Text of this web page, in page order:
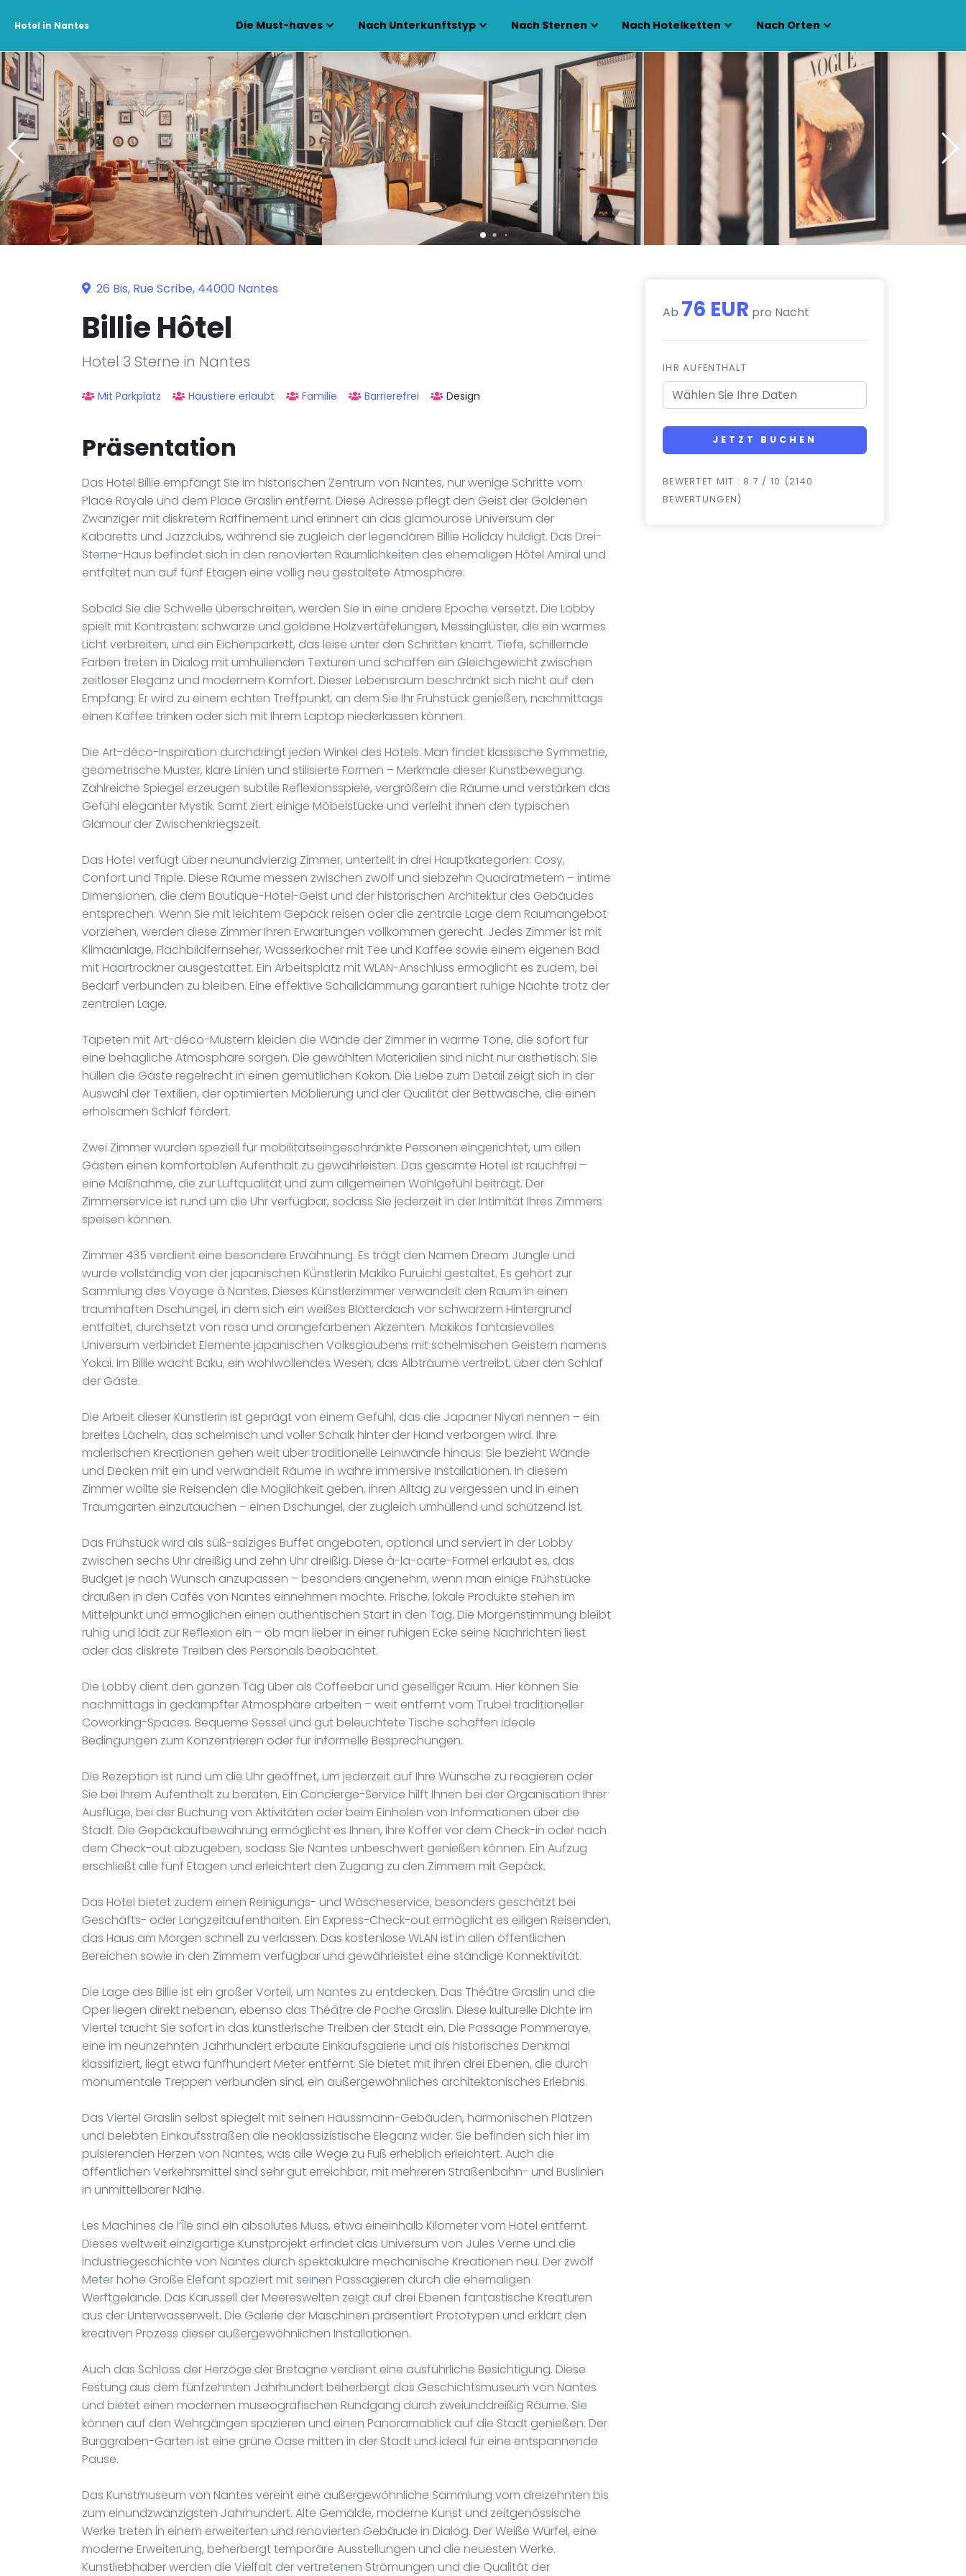
Hotel in Nantes Die Must-haves Nach Unterkunftstyp Nach Sternen Nach Hotelketten Nach Orten
26 Bis, Rue Scribe, 44000 Nantes
Billie Hôtel
Hotel 3 Sterne in Nantes
Mit Parkplatz Haustiere erlaubt Familie Barrierefrei Design
Präsentation
Das Hotel Billie empfängt Sie im historischen Zentrum von Nantes, nur wenige Schritte vom
Place Royale und dem Place Graslin entfernt. Diese Adresse pflegt den Geist der Goldenen
Zwanziger mit diskretem Raffinement und erinnert an das glamouröse Universum der
Kabaretts und Jazzclubs, während sie zugleich der legendären Billie Holiday huldigt. Das Drei-
Sterne-Haus befindet sich in den renovierten Räumlichkeiten des ehemaligen Hôtel Amiral und
entfaltet nun auf fünf Etagen eine völlig neu gestaltete Atmosphäre.
Sobald Sie die Schwelle überschreiten, werden Sie in eine andere Epoche versetzt. Die Lobby
spielt mit Kontrasten: schwarze und goldene Holzvertäfelungen, Messinglüster, die ein warmes
Licht verbreiten, und ein Eichenparkett, das leise unter den Schritten knarrt. Tiefe, schillernde
Farben treten in Dialog mit umhüllenden Texturen und schaffen ein Gleichgewicht zwischen
zeitloser Eleganz und modernem Komfort. Dieser Lebensraum beschränkt sich nicht auf den
Empfang: Er wird zu einem echten Treffpunkt, an dem Sie Ihr Frühstück genießen, nachmittags
einen Kaffee trinken oder sich mit Ihrem Laptop niederlassen können.
Die Art-déco-Inspiration durchdringt jeden Winkel des Hotels. Man findet klassische Symmetrie,
geometrische Muster, klare Linien und stilisierte Formen – Merkmale dieser Kunstbewegung.
Zahlreiche Spiegel erzeugen subtile Reflexionsspiele, vergrößern die Räume und verstärken das
Gefühl eleganter Mystik. Samt ziert einige Möbelstücke und verleiht ihnen den typischen
Glamour der Zwischenkriegszeit.
Das Hotel verfügt über neunundvierzig Zimmer, unterteilt in drei Hauptkategorien: Cosy,
Confort und Triple. Diese Räume messen zwischen zwölf und siebzehn Quadratmetern – intime
Dimensionen, die dem Boutique-Hotel-Geist und der historischen Architektur des Gebäudes
entsprechen. Wenn Sie mit leichtem Gepäck reisen oder die zentrale Lage dem Raumangebot
vorziehen, werden diese Zimmer Ihren Erwartungen vollkommen gerecht. Jedes Zimmer ist mit
Klimaanlage, Flachbildfernseher, Wasserkocher mit Tee und Kaffee sowie einem eigenen Bad
mit Haartrockner ausgestattet. Ein Arbeitsplatz mit WLAN-Anschluss ermöglicht es zudem, bei
Bedarf verbunden zu bleiben. Eine effektive Schalldämmung garantiert ruhige Nächte trotz der
zentralen Lage.
Tapeten mit Art-déco-Mustern kleiden die Wände der Zimmer in warme Töne, die sofort für
eine behagliche Atmosphäre sorgen. Die gewählten Materialien sind nicht nur ästhetisch: Sie
hüllen die Gäste regelrecht in einen gemütlichen Kokon. Die Liebe zum Detail zeigt sich in der
Auswahl der Textilien, der optimierten Möblierung und der Qualität der Bettwäsche, die einen
erholsamen Schlaf fördert.
Zwei Zimmer wurden speziell für mobilitätseingeschränkte Personen eingerichtet, um allen
Gästen einen komfortablen Aufenthalt zu gewährleisten. Das gesamte Hotel ist rauchfrei –
eine Maßnahme, die zur Luftqualität und zum allgemeinen Wohlgefühl beiträgt. Der
Zimmerservice ist rund um die Uhr verfügbar, sodass Sie jederzeit in der Intimität Ihres Zimmers
speisen können.
Zimmer 435 verdient eine besondere Erwähnung. Es trägt den Namen Dream Jungle und
wurde vollständig von der japanischen Künstlerin Makiko Furuichi gestaltet. Es gehört zur
Sammlung des Voyage à Nantes. Dieses Künstlerzimmer verwandelt den Raum in einen
traumhaften Dschungel, in dem sich ein weißes Blätterdach vor schwarzem Hintergrund
entfaltet, durchsetzt von rosa und orangefarbenen Akzenten. Makikos fantasievolles
Universum verbindet Elemente japanischen Volksglaubens mit schelmischen Geistern namens
Yokai. Im Billie wacht Baku, ein wohlwollendes Wesen, das Albträume vertreibt, über den Schlaf
der Gäste.
Die Arbeit dieser Künstlerin ist geprägt von einem Gefühl, das die Japaner Niyari nennen – ein
breites Lächeln, das schelmisch und voller Schalk hinter der Hand verborgen wird. Ihre
malerischen Kreationen gehen weit über traditionelle Leinwände hinaus: Sie bezieht Wände
und Decken mit ein und verwandelt Räume in wahre immersive Installationen. In diesem
Zimmer wollte sie Reisenden die Möglichkeit geben, ihren Alltag zu vergessen und in einen
Traumgarten einzutauchen – einen Dschungel, der zugleich umhüllend und schützend ist.
Das Frühstück wird als süß-salziges Buffet angeboten, optional und serviert in der Lobby
zwischen sechs Uhr dreißig und zehn Uhr dreißig. Diese à-la-carte-Formel erlaubt es, das
Budget je nach Wunsch anzupassen – besonders angenehm, wenn man einige Frühstücke
draußen in den Cafés von Nantes einnehmen möchte. Frische, lokale Produkte stehen im
Mittelpunkt und ermöglichen einen authentischen Start in den Tag. Die Morgenstimmung bleibt
ruhig und lädt zur Reflexion ein – ob man lieber in einer ruhigen Ecke seine Nachrichten liest
oder das diskrete Treiben des Personals beobachtet.
Die Lobby dient den ganzen Tag über als Coffeebar und geselliger Raum. Hier können Sie
nachmittags in gedämpfter Atmosphäre arbeiten – weit entfernt vom Trubel traditioneller
Coworking-Spaces. Bequeme Sessel und gut beleuchtete Tische schaffen ideale
Bedingungen zum Konzentrieren oder für informelle Besprechungen.
Die Rezeption ist rund um die Uhr geöffnet, um jederzeit auf Ihre Wünsche zu reagieren oder
Sie bei Ihrem Aufenthalt zu beraten. Ein Concierge-Service hilft Ihnen bei der Organisation Ihrer
Ausflüge, bei der Buchung von Aktivitäten oder beim Einholen von Informationen über die
Stadt. Die Gepäckaufbewahrung ermöglicht es Ihnen, Ihre Koffer vor dem Check-in oder nach
dem Check-out abzugeben, sodass Sie Nantes unbeschwert genießen können. Ein Aufzug
erschließt alle fünf Etagen und erleichtert den Zugang zu den Zimmern mit Gepäck.
Das Hotel bietet zudem einen Reinigungs- und Wäscheservice, besonders geschätzt bei
Geschäfts- oder Langzeitaufenthalten. Ein Express-Check-out ermöglicht es eiligen Reisenden,
das Haus am Morgen schnell zu verlassen. Das kostenlose WLAN ist in allen öffentlichen
Bereichen sowie in den Zimmern verfügbar und gewährleistet eine ständige Konnektivität.
Die Lage des Billie ist ein großer Vorteil, um Nantes zu entdecken. Das Théâtre Graslin und die
Oper liegen direkt nebenan, ebenso das Théâtre de Poche Graslin. Diese kulturelle Dichte im
Viertel taucht Sie sofort in das künstlerische Treiben der Stadt ein. Die Passage Pommeraye,
eine im neunzehnten Jahrhundert erbaute Einkaufsgalerie und als historisches Denkmal
klassifiziert, liegt etwa fünfhundert Meter entfernt. Sie bietet mit ihren drei Ebenen, die durch
monumentale Treppen verbunden sind, ein außergewöhnliches architektonisches Erlebnis.
Das Viertel Graslin selbst spiegelt mit seinen Haussmann-Gebäuden, harmonischen Plätzen
und belebten Einkaufsstraßen die neoklassizistische Eleganz wider. Sie befinden sich hier im
pulsierenden Herzen von Nantes, was alle Wege zu Fuß erheblich erleichtert. Auch die
öffentlichen Verkehrsmittel sind sehr gut erreichbar, mit mehreren Straßenbahn- und Buslinien
in unmittelbarer Nähe.
Les Machines de l’Île sind ein absolutes Muss, etwa eineinhalb Kilometer vom Hotel entfernt.
Dieses weltweit einzigartige Kunstprojekt erfindet das Universum von Jules Verne und die
Industriegeschichte von Nantes durch spektakuläre mechanische Kreationen neu. Der zwölf
Meter hohe Große Elefant spaziert mit seinen Passagieren durch die ehemaligen
Werftgelände. Das Karussell der Meereswelten zeigt auf drei Ebenen fantastische Kreaturen
aus der Unterwasserwelt. Die Galerie der Maschinen präsentiert Prototypen und erklärt den
kreativen Prozess dieser außergewöhnlichen Installationen.
Auch das Schloss der Herzöge der Bretagne verdient eine ausführliche Besichtigung. Diese
Festung aus dem fünfzehnten Jahrhundert beherbergt das Geschichtsmuseum von Nantes
und bietet einen modernen museografischen Rundgang durch zweiunddreißig Räume. Sie
können auf den Wehrgängen spazieren und einen Panoramablick auf die Stadt genießen. Der
Burggraben-Garten ist eine grüne Oase mitten in der Stadt und ideal für eine entspannende
Pause.
Das Kunstmuseum von Nantes vereint eine außergewöhnliche Sammlung vom dreizehnten bis
zum einundzwanzigsten Jahrhundert. Alte Gemälde, moderne Kunst und zeitgenössische
Werke treten in einem erweiterten und renovierten Gebäude in Dialog. Der Weiße Würfel, eine
moderne Erweiterung, beherbergt temporäre Ausstellungen und die neuesten Werke.
Kunstliebhaber werden die Vielfalt der vertretenen Strömungen und die Qualität der
Ab 76 EUR pro Nacht
IHR AUFENTHALT
JETZT BUCHEN
BEWERTET MIT : 8.7 / 10 (2140
BEWERTUNGEN)